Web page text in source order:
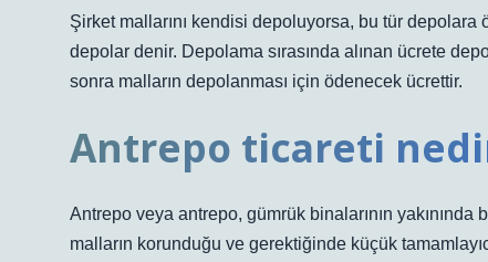
Şirket mallarını kendisi depoluyorsa, bu tür
depolar denir. Depolama sırasında alınan ücrete
sonra malların depolanması için ödenecek ücrettir.
Antrepo ticareti
Antrepo veya antrepo, gümrük binalarının
malların korunduğu ve gerektiğinde küçük